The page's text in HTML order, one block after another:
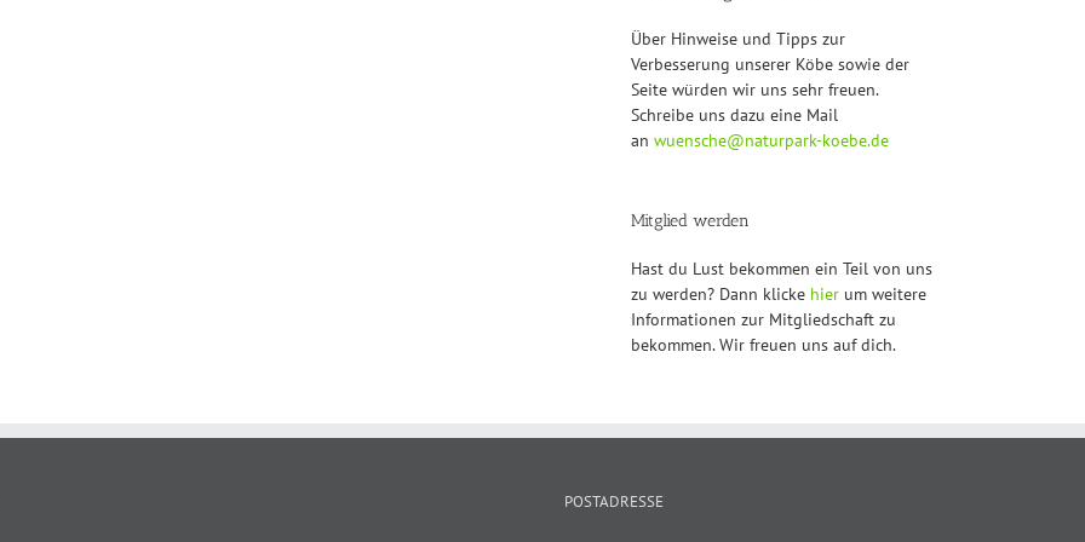
Über Hinweise und Tipps zur
Verbesserung unserer Köbe sowie der
Seite würden wir uns sehr freuen.
Schreibe uns dazu eine Mail
an wuensche@naturpark-koebe.de
Mitglied werden
Hast du Lust bekommen ein Teil von uns
zu werden? Dann klicke hier um weitere
Informationen zur Mitgliedschaft zu
bekommen. Wir freuen uns auf dich.
POSTADRESSE